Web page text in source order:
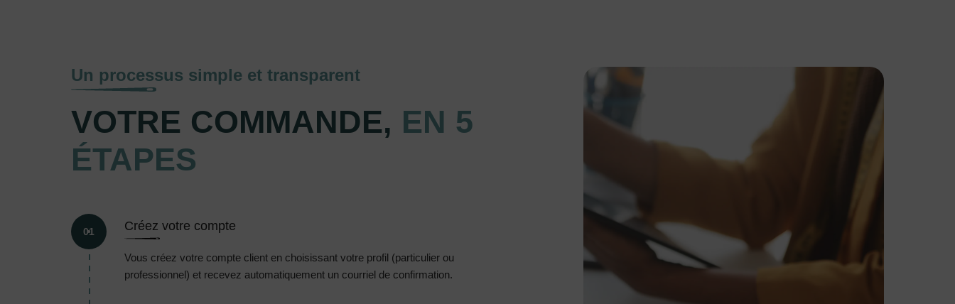
Un processus simple et transparent
VOTRE COMMANDE, EN 5
ÉTAPES
01 Créez votre compte
Vous créez votre compte client en choisissant votre profil (particulier ou
professionnel) et recevez automatiquement un courriel de confirmation.